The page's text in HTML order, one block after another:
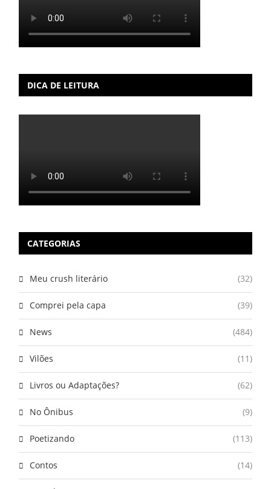
DICA DE LEITURA
CATEGORIAS
Meu crush literário (32)
Comprei pela capa (39)
News (484)
Vilões (11)
Livros ou Adaptações? (62)
No Ônibus (9)
Poetizando (113)
Contos (14)